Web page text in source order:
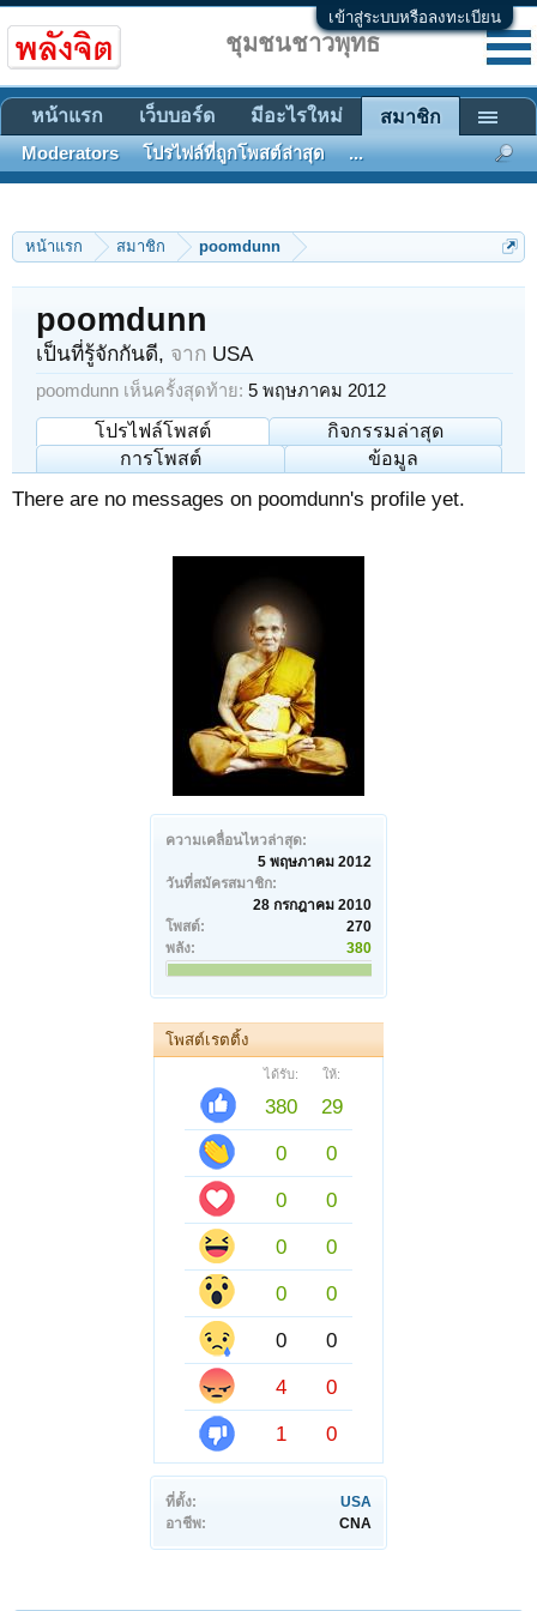
เข้าสู่ระบบหรือลงทะเบียน
หน้าแรก สมาชิก poomdunn
ความเคลื่อนไหวล่าสุด:
5 พฤษภาคม 2012
วันที่สมัครสมาชิก:
28 กรกฎาคม 2010
โพสต์:
270
พลัง:
380
โพสต์เรตติ้ง
ได้รับ: ให้:
380
29
0
0
0
0
0
0
0
0
0
0
4
0
1
0
ที่ตั้ง:
USA
อาชีพ:
CNA
poomdunn
เป็นที่รู้จักกันดี, จาก USA
poomdunn เห็นครั้งสุดท้าย: 5 พฤษภาคม 2012
โปรไฟล์โพสต์
กิจกรรมล่าสุด
การโพสต์
ข้อมูล
There are no messages on poomdunn's profile yet.
ชุมชนชาวพุทธ
หน้าแรก เว็บบอร์ด มีอะไรใหม่ สมาชิก
Moderators โปรไฟล์ที่ถูกโพสต์ล่าสุด ...